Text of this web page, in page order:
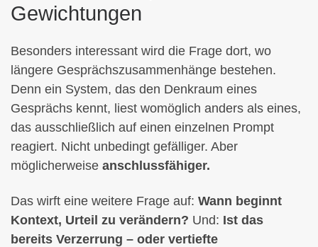
Gewichtungen
Besonders interessant wird die Frage dort, wo
längere Gesprächszusammenhänge bestehen.
Denn ein System, das den Denkraum eines
Gesprächs kennt, liest womöglich anders als eines,
das ausschließlich auf einen einzelnen Prompt
reagiert. Nicht unbedingt gefälliger. Aber
möglicherweise anschlussfähiger.
Das wirft eine weitere Frage auf: Wann beginnt
Kontext, Urteil zu verändern? Und: Ist das
bereits Verzerrung – oder vertiefte